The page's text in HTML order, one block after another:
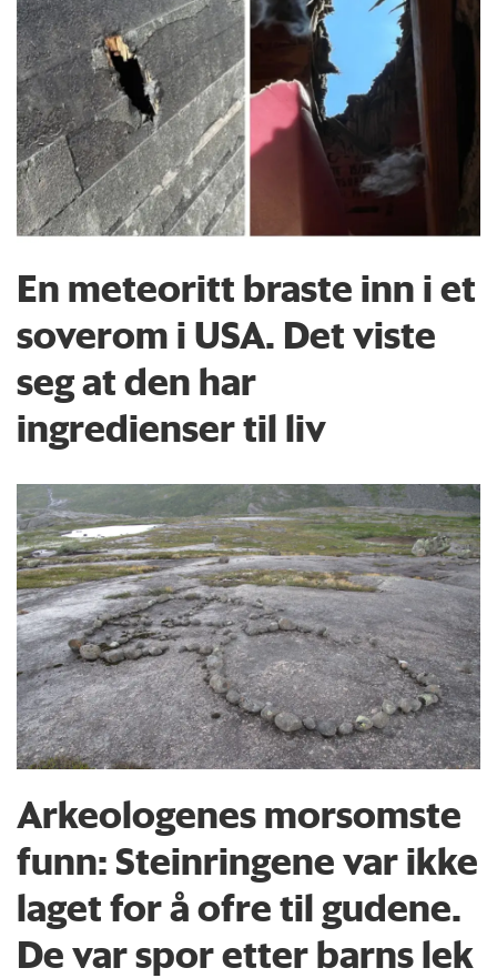
En meteoritt braste inn i et
soverom i USA. Det viste
seg at den har
ingredienser til liv
Arkeologenes morsomste
funn: Steinringene var ikke
laget for å ofre til gudene.
De var spor etter barns lek